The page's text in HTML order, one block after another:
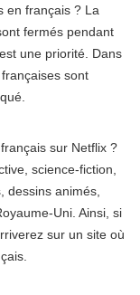
en français ? La
fermés pendant
une priorité. Dans
sont
sur Netflix ?
science-fiction,
dessins animés,
Uni. Ainsi, si
sur un site où